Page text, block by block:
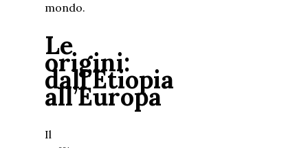
mondo.
Le
origini:
dall’Etiopia
all’Europa
Il